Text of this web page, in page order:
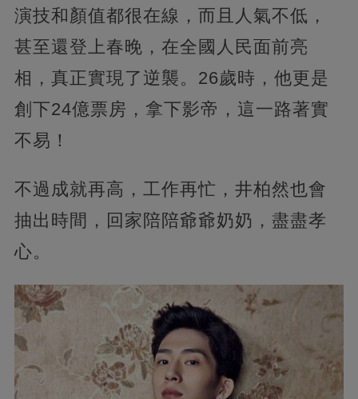
演技和顏值都很在線，而且人氣不低，
甚至還登上春晚，在全國人民面前亮
相，真正實現了逆襲。26歲時，他更是
創下24億票房，拿下影帝，這一路著實
不易！
不過成就再高，工作再忙，井柏然也會
抽出時間，回家陪陪爺爺奶奶，盡盡孝
心。